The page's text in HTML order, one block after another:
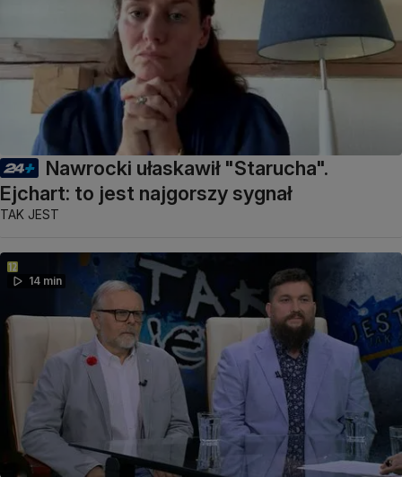
Nawrocki ułaskawił "Starucha".
Ejchart: to jest najgorszy sygnał
TAK JEST
14 min